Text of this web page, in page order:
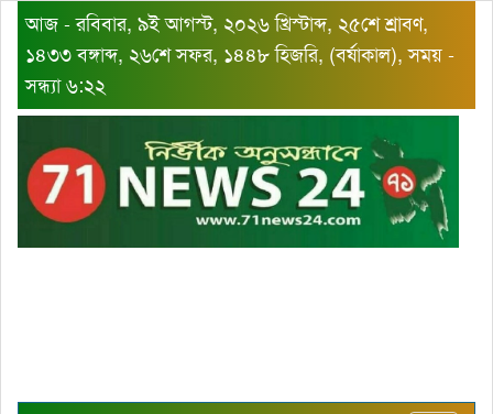
আজ - রবিবার, ৯ই আগস্ট, ২০২৬ খ্রিস্টাব্দ, ২৫শে শ্রাবণ,
১৪৩৩ বঙ্গাব্দ, ২৬শে সফর, ১৪৪৮ হিজরি, (বর্ষাকাল), সময় -
সন্ধ্যা ৬:২২